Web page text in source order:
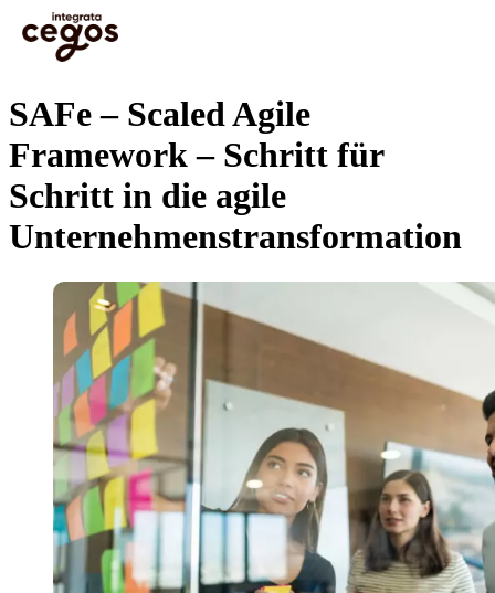
Skip to main content
Sie sind hier:Startseite
Scrum & SAFe - Von den Grundlagen zur Zertifizierung
– Schritt für Schritt in die agile Unternehmenstransformation
SAFe – Scaled Agile
Framework – Schritt für
Schritt in die agile
Unternehmenstransformation